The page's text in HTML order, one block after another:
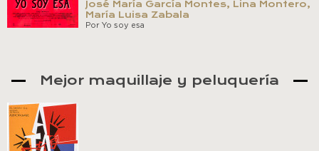
José María García Montes, Lina Montero,
María Luisa Zabala
Por Yo soy esa
Mejor maquillaje y peluquería